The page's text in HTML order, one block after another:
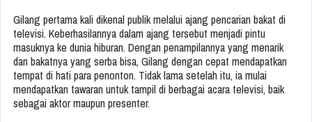
Gilang pertama kali dikenal publik melalui ajang pencarian bakat di
televisi. Keberhasilannya dalam ajang tersebut menjadi pintu
masuknya ke dunia hiburan. Dengan penampilannya yang menarik
dan bakatnya yang serba bisa, Gilang dengan cepat mendapatkan
tempat di hati para penonton. Tidak lama setelah itu, ia mulai
mendapatkan tawaran untuk tampil di berbagai acara televisi, baik
sebagai aktor maupun presenter.